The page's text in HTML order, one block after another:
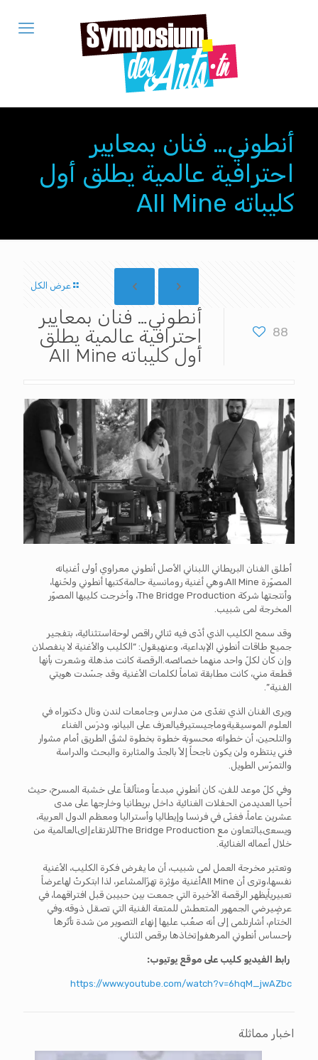
أنطوني… فنان بمعايير
احترافية عالمية يطلق أول
كليباته All Mine
عرض الكل
88
أنطوني… فنان بمعايير
احترافية عالمية يطلق
أول كليباته All Mine
أطلق الفنان البريطاني اللبناني الأصل أنطوني معراوي أولى أغنياته
المصوّرة All Mine،وهي أغنية رومانسية حالمةكتبها أنطوني ولحّنها،
وأنتجتها شركة The Bridge Production، وأخرجت كليبها المصوّر
المخرجة لمى شبيب.
وقد سمح الكليب الذي أدّى فيه ثنائي راقص لوحةاستثنائية، بتفجير
جميع طاقات أنطوني الإبداعية، وعنهيقول: “الكليب والأغنية لا ينفصلان
وإن كان لكلّ واحد منهما خصائصه.الرقصة كانت مذهلة وشعرت بأنها
قطعة مني، كانت مطابقة تماماً لكلمات الأغنية وقد جسّدت هويتي
الفنية”.
ويرى الفنان الذي تغذّى من مدارس وجامعات لندن ونال دكتوراه في
العلوم الموسيقيةوماجيستيرفيالعزف على البيانو، ودرَس الغناء
والتلحين، أن خطواته محسوبة خطوة بخطوة لشقّ الطريق أمام مشوار
فني ينتظره ولن يكون ناجحاً إلاّ بالجدّ والمثابرة والبحث والدراسة
والتمرّس الطويل.
وفي كلّ موعد للفن، كان أنطوني مبدعاً ومتألقاً على خشبة المسرح، حيث
أحيا العديدمن الحفلات الغنائية داخل بريطانيا وخارجها على مدى
عشرين عاماً، فغنّى في فرنسا وإيطاليا وأستراليا ومعظم الدول العربية،
ويسعىبالتعاون مع The Bridge Productionللارتقاءإلىالعالمية من
خلال أعماله الغنائية.
وتعتبِر مخرجة العمل لمى شبيب، أن ما يفرض فكرة الكليب، الأغنية
نفسها،وترى أن All Mineأغنية مؤثِرة تهزّالمشاعر، لذا ابتكرتْ لهاعرضاً
تعبيرياًيظهر الرقصة الأخيرة التي جمعت بين حبيبن قبل افتراقهما، في
عرضٍيرضي الجمهور المتعطش للمتعة الفنية التي تصقل ذوقه.وفي
الختام، أشارتلمى إلى أنه صعُب عليها إنهاء التصوير من شدة تأثّرها
بإحساس أنطوني المرهفوإتخاذها برقص الثنائي.
رابط الفيديو كليب على موقع يوتيوب:
https://www.youtube.com/watch?v=6hqM_jwAZbc
اخبار مماثلة